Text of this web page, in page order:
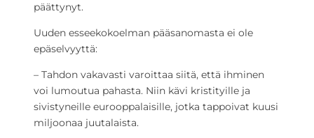
päättynyt.
Uuden esseekokoelman pääsanomasta ei ole
epäselvyyttä:
– Tahdon vakavasti varoittaa siitä, että ihminen
voi lumoutua pahasta. Niin kävi kristityille ja
sivistyneille eurooppalaisille, jotka tappoivat kuusi
miljoonaa juutalaista.